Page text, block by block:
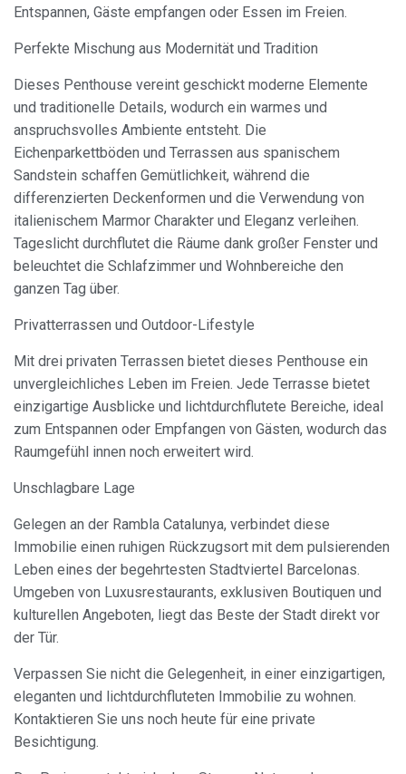
Entspannen, Gäste empfangen oder Essen im Freien.
Perfekte Mischung aus Modernität und Tradition
Dieses Penthouse vereint geschickt moderne Elemente
und traditionelle Details, wodurch ein warmes und
anspruchsvolles Ambiente entsteht. Die
Eichenparkettböden und Terrassen aus spanischem
Sandstein schaffen Gemütlichkeit, während die
differenzierten Deckenformen und die Verwendung von
italienischem Marmor Charakter und Eleganz verleihen.
Tageslicht durchflutet die Räume dank großer Fenster und
beleuchtet die Schlafzimmer und Wohnbereiche den
ganzen Tag über.
Privatterrassen und Outdoor-Lifestyle
Mit drei privaten Terrassen bietet dieses Penthouse ein
unvergleichliches Leben im Freien. Jede Terrasse bietet
einzigartige Ausblicke und lichtdurchflutete Bereiche, ideal
zum Entspannen oder Empfangen von Gästen, wodurch das
Raumgefühl innen noch erweitert wird.
Unschlagbare Lage
Gelegen an der Rambla Catalunya, verbindet diese
Immobilie einen ruhigen Rückzugsort mit dem pulsierenden
Leben eines der begehrtesten Stadtviertel Barcelonas.
Umgeben von Luxusrestaurants, exklusiven Boutiquen und
kulturellen Angeboten, liegt das Beste der Stadt direkt vor
der Tür.
Verpassen Sie nicht die Gelegenheit, in einer einzigartigen,
eleganten und lichtdurchfluteten Immobilie zu wohnen.
Kontaktieren Sie uns noch heute für eine private
Besichtigung.
Cookies ändern
Technik und Funktional
Informationen zu sammeln, um unsere Dienste zu
verbessern. Wenn Sie weiter surfen, akzeptieren Sie deren
Installation. Der Benutzer hat die Möglichkeit, seinen
Browser zu konfigurieren und auf Wunsch zu verhindern,
dass er auf seiner Festplatte installiert wird, obwohl er
bedenken muss, dass dies zu Schwierigkeiten beim
Navigieren auf der Website führen kann.
Analytik und Anpassung
Sie ermöglichen die Beobachtung und Analyse des
Verhaltens der Nutzer dieser Website. Die durch diese Art
verwendet, um die Aktivität des Webs zu messen, um
Benutzernavigationsprofile zu erstellen, um basierend auf
der Analyse der Nutzungsdaten der Benutzer des Dienstes
Verbesserungen einzuführen. Sie ermöglichen es uns, die
Präferenzinformationen des Benutzers zu speichern, um
die Qualität unserer Dienstleistungen zu verbessern und
bieten.
Marketing und Publizität
Diese Cookies werden verwendet, um Informationen über